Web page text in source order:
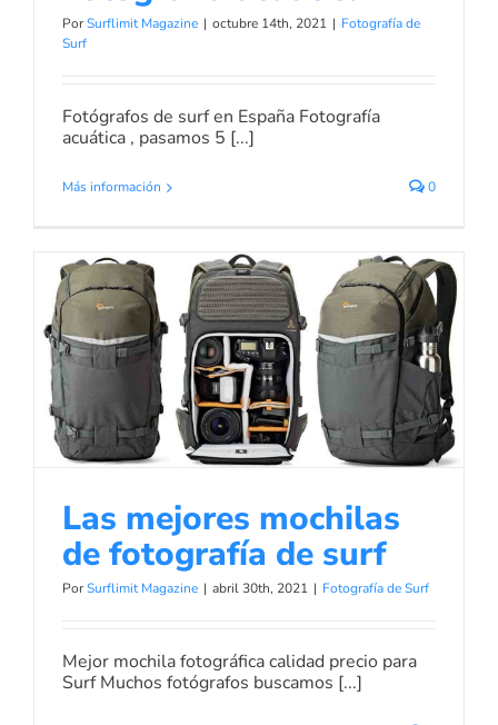
PorSurflimit Magazine | octubre 14th, 2021 | Fotografía de
Surf
Fotógrafos de surf en España Fotografía
acuática , pasamos 5 [...]
Más información 0
Las mejores mochilas de fotografía
de surf
Fotografía de Surf
Las mejores mochilas
de fotografía de surf
PorSurflimit Magazine | abril 30th, 2021 | Fotografía de Surf
Mejor mochila fotográfica calidad precio para
Surf Muchos fotógrafos buscamos [...]